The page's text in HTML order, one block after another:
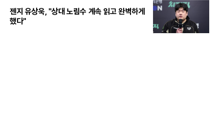
젠지 유상욱, "상대 노림수 계속 읽고 완벽하게
했다"